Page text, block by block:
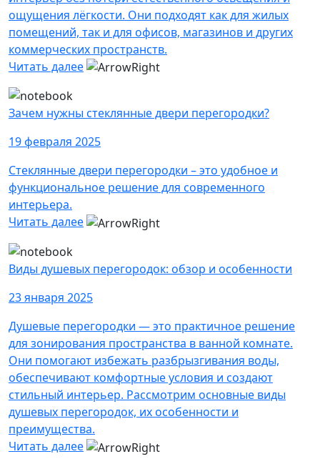
ощущения лёгкости. Они подходят как для жилых
помещений, так и для офисов, магазинов и других
коммерческих пространств.
Читать далее
Зачем нужны стеклянные двери перегородки?
19 февраля 2025
Стеклянные двери перегородки – это удобное и
функциональное решение для современного
интерьера.
Читать далее
Виды душевых перегородок: обзор и особенности
23 января 2025
Душевые перегородки — это практичное решение
для зонирования пространства в ванной комнате.
Они помогают избежать разбрызгивания воды,
обеспечивают комфортные условия и создают
стильный интерьер. Рассмотрим основные виды
душевых перегородок, их особенности и
преимущества.
Читать далее